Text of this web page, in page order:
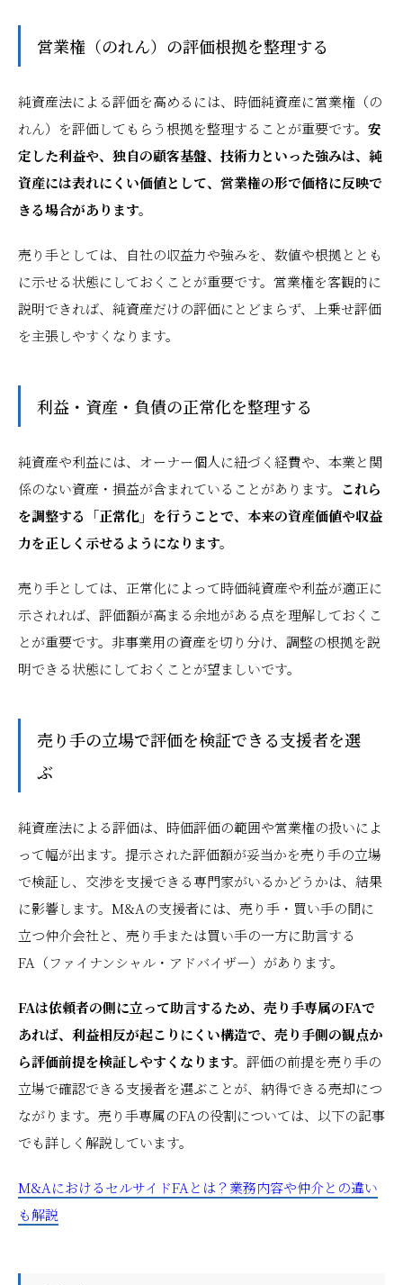
営業権（のれん）の評価根拠を整理する
純資産法による評価を高めるには、時価純資産に営業権（の
れん）を評価してもらう根拠を整理することが重要です。 安
定した利益や、独自の顧客基盤、技術力といった強みは、純
資産には表れにくい価値として、営業権の形で価格に反映で
きる場合があります。
売り手としては、自社の収益力や強みを、数値や根拠ととも
に示せる状態にしておくことが重要です。営業権を客観的に
説明できれば、純資産だけの評価にとどまらず、上乗せ評価
を主張しやすくなります。
利益・資産・負債の正常化を整理する
純資産や利益には、オーナー個人に紐づく経費や、本業と関
係のない資産・損益が含まれていることがあります。 これら
を調整する「正常化」を行うことで、本来の資産価値や収益
力を正しく示せるようになります。
売り手としては、正常化によって時価純資産や利益が適正に
示されれば、評価額が高まる余地がある点を理解しておくこ
とが重要です。非事業用の資産を切り分け、調整の根拠を説
明できる状態にしておくことが望ましいです。
売り手の立場で評価を検証できる支援者を選
ぶ
純資産法による評価は、時価評価の範囲や営業権の扱いによ
って幅が出ます。提示された評価額が妥当かを売り手の立場
で検証し、交渉を支援できる専門家がいるかどうかは、結果
に影響します。M&Aの支援者には、売り手・買い手の間に
立つ仲介会社と、売り手または買い手の一方に助言する
FA（ファイナンシャル・アドバイザー）があります。
FAは依頼者の側に立って助言するため、売り手専属のFAで
あれば、利益相反が起こりにくい構造で、売り手側の観点か
ら評価前提を検証しやすくなります。 評価の前提を売り手の
立場で確認できる支援者を選ぶことが、納得できる売却につ
ながります。売り手専属のFAの役割については、以下の記事
でも詳しく解説しています。
M&AにおけるセルサイドFAとは？業務内容や仲介との違い
も解説